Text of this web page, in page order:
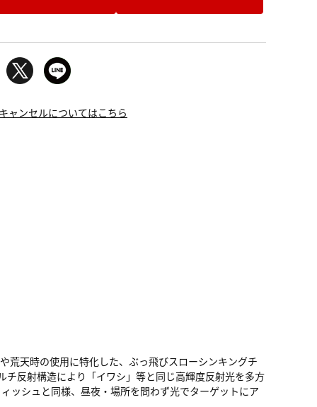
ャンセルについてはこちら
荒天時の使用に特化した、ぶっ飛びスローシンキングチ
反射構造により「イワシ」等と同じ高輝度反射光を多方
ッシュと同様、昼夜・場所を問わず光でターゲットにア